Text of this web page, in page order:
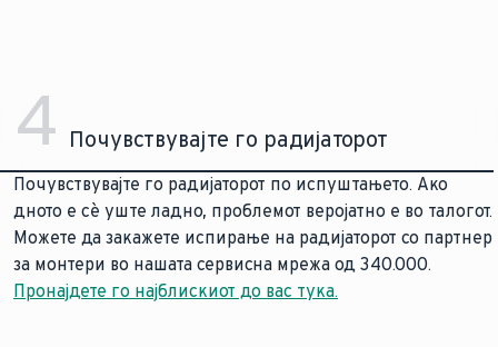
4 Почувствувајте го радијаторот
Почувствувајте го радијаторот по испуштањето. Ако
дното е сè уште ладно, проблемот веројатно е во талогот.
Можете да закажете испирање на радијаторот со партнер
за монтери во нашата сервисна мрежа од 340.000.
Пронајдете го најблискиот до вас тука.
Добијте помош брзо